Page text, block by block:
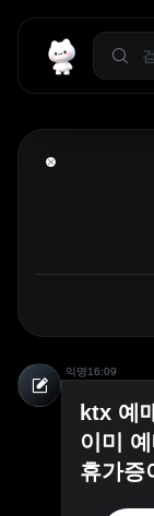
익명16:09
ktx 예
이미
휴가증